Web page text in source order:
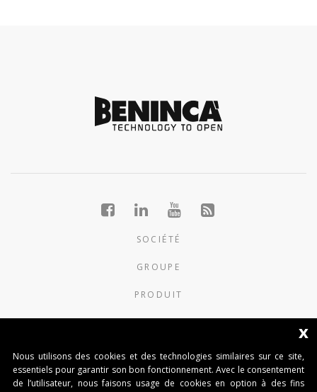
SOCIÉTÉ
GROUPE
PRODUIT
NOUVELLES
CONTACTS
AUTOMATISMI BENINCÀ SpA
x
Nous utilisons des cookies et des technologies similaires sur ce site,
essentiels pour garantir son bon fonctionnement. Avec le consentement
de l’utilisateur, nous faisons usage de cookies en option à des fins